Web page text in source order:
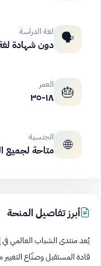
🗣️ لغة الدراسة
دون شهادة
🎂 العمر
١٨-٣٥
🌐 الجنسية
متاحة لجميع
أبرز تفاصيل المنحة
يُعد منتدى الشباب العالمي في
قادة المستقبل وصنّاع